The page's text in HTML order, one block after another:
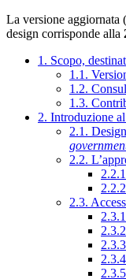
La versione aggiornata
design corrisponde alla
1. Scopo,
1.1.
1.2.
1.3.
2. Introduzione
2.1.
2.2.
2.3.